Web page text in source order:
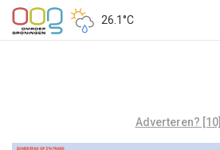
26.1°C
Adverteren? [10]